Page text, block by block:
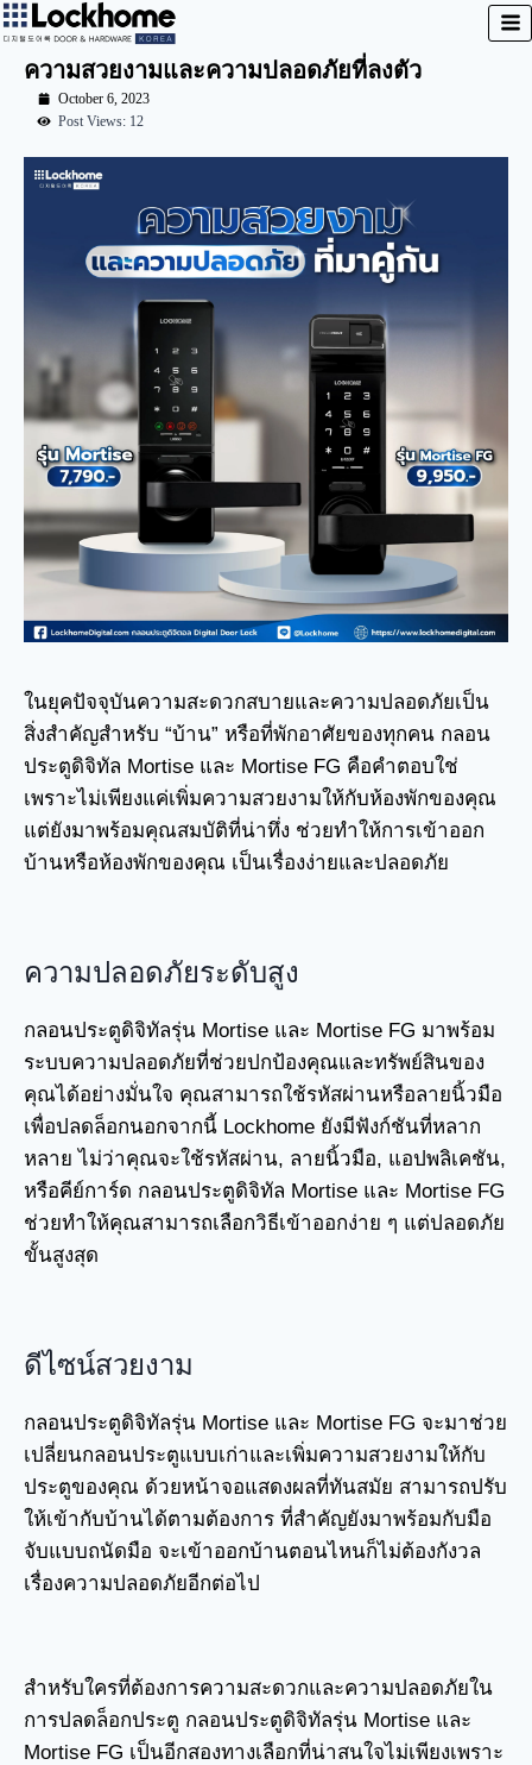
ความสวยงามและความปลอดภัยที่ลงตัว
October 6, 2023
Post Views: 12
ในยุคปัจจุบันความสะดวกสบายและความปลอดภัยเป็น
สิ่งสำคัญสำหรับ “บ้าน” หรือที่พักอาศัยของทุกคน กลอน
ประตูดิจิทัล Mortise และ Mortise FG คือคำตอบใช่
เพราะไม่เพียงแค่เพิ่มความสวยงามให้กับห้องพักของคุณ
แต่ยังมาพร้อมคุณสมบัติที่น่าทึ่ง ช่วยทำให้การเข้าออก
บ้านหรือห้องพักของคุณ เป็นเรื่องง่ายและปลอดภัย
ความปลอดภัยระดับสูง
กลอนประตูดิจิทัลรุ่น Mortise และ Mortise FG มาพร้อม
ระบบความปลอดภัยที่ช่วยปกป้องคุณและทรัพย์สินของ
คุณได้อย่างมั่นใจ คุณสามารถใช้รหัสผ่านหรือลายนิ้วมือ
เพื่อปลดล็อกนอกจากนี้ Lockhome ยังมีฟังก์ชันที่หลาก
หลาย ไม่ว่าคุณจะใช้รหัสผ่าน, ลายนิ้วมือ, แอปพลิเคชัน,
หรือคีย์การ์ด กลอนประตูดิจิทัล Mortise และ Mortise FG
ช่วยทำให้คุณสามารถเลือกวิธีเข้าออกง่าย ๆ แต่ปลอดภัย
ขั้นสูงสุด
ดีไซน์สวยงาม
กลอนประตูดิจิทัลรุ่น Mortise และ Mortise FG จะมาช่วย
เปลี่ยนกลอนประตูแบบเก่าและเพิ่มความสวยงามให้กับ
ประตูของคุณ ด้วยหน้าจอแสดงผลที่ทันสมัย สามารถปรับ
ให้เข้ากับบ้านได้ตามต้องการ ที่สำคัญยังมาพร้อมกับมือ
จับแบบถนัดมือ จะเข้าออกบ้านตอนไหนก็ไม่ต้องกังวล
เรื่องความปลอดภัยอีกต่อไป
สำหรับใครที่ต้องการความสะดวกและความปลอดภัยใน
การปลดล็อกประตู กลอนประตูดิจิทัลรุ่น Mortise และ
Mortise FG เป็นอีกสองทางเลือกที่น่าสนใจไม่เพียงเพราะ